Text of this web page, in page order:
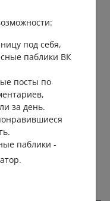
под себя,
паблики ВК
посты по
за день.
паблики -